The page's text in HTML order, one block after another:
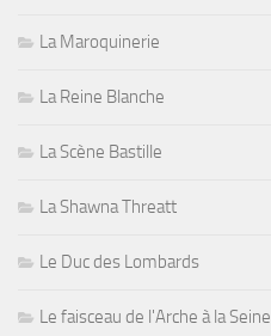
La Maroquinerie
La Reine Blanche
La Scène Bastille
La Shawna Threatt
Le Duc des Lombards
Le faisceau de l'Arche à la Seine